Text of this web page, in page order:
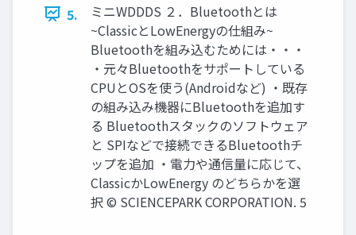
5.
ミニWDDDS ２．Bluetoothとは
~ClassicとLowEnergyの仕組み~
Bluetoothを組み込むためには・・・
・元々Bluetoothをサポートしている
CPUとOSを使う(Androidなど) ・既存
の組み込み機器にBluetoothを追加す
る Bluetoothスタックのソフトウェア
と SPIなどで接続できるBluetoothチ
ップを追加 ・電力や通信量に応じて、
ClassicかLowEnergy のどちらかを選
択 © SCIENCEPARK CORPORATION. 5